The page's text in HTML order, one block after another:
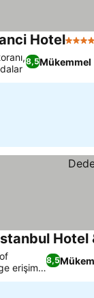
Hotel4
8,5Mükemmel
Hotel
8,5
erişimi